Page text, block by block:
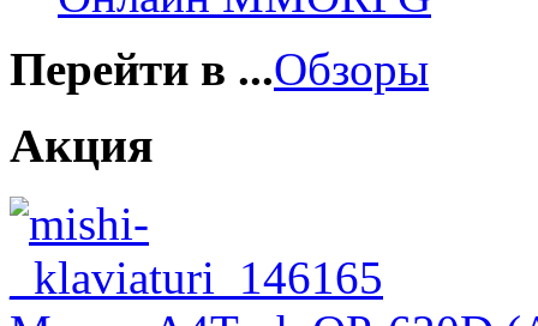
Gemix
Gigabyte
Globex
Goclever
Перейти в ...Обзоры
Акция